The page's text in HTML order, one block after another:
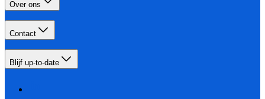
Over ons
Contact
Blijf up-to-date